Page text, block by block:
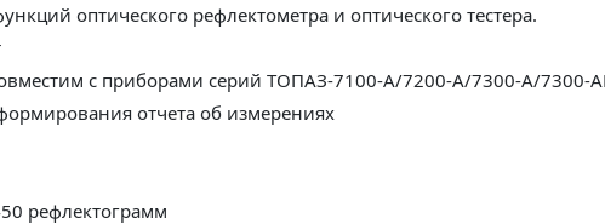
оптического рефлектометра и оптического тестера.
с приборами серий ТОПАЗ-7100-А/7200-А/7300-А/7300-
отчета об измерениях
рефлектограмм